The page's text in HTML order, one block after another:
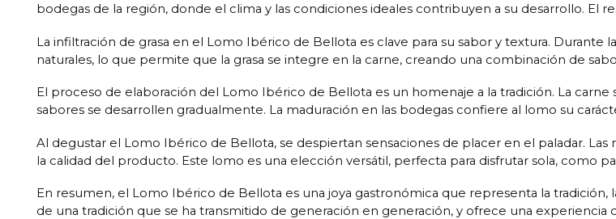
bodegas de la región, donde el clima y las condiciones ideales contribuyen a su desarrollo. El
La infiltración de grasa en el Lomo Ibérico de Bellota es clave para su sabor y textura.
naturales, lo que permite que la grasa se integre en la carne, creando una combinación de
El proceso de elaboración del Lomo Ibérico de Bellota es un homenaje a la tradición. La
sabores se desarrollen gradualmente. La maduración en las bodegas confiere al lomo su
Al degustar el Lomo Ibérico de Bellota, se despiertan sensaciones de placer en el paladar. Las
la calidad del producto. Este lomo es una elección versátil, perfecta para disfrutar sola,
En resumen, el Lomo Ibérico de Bellota es una joya gastronómica que representa la tradición,
de una tradición que se ha transmitido de generación en generación, y ofrece una